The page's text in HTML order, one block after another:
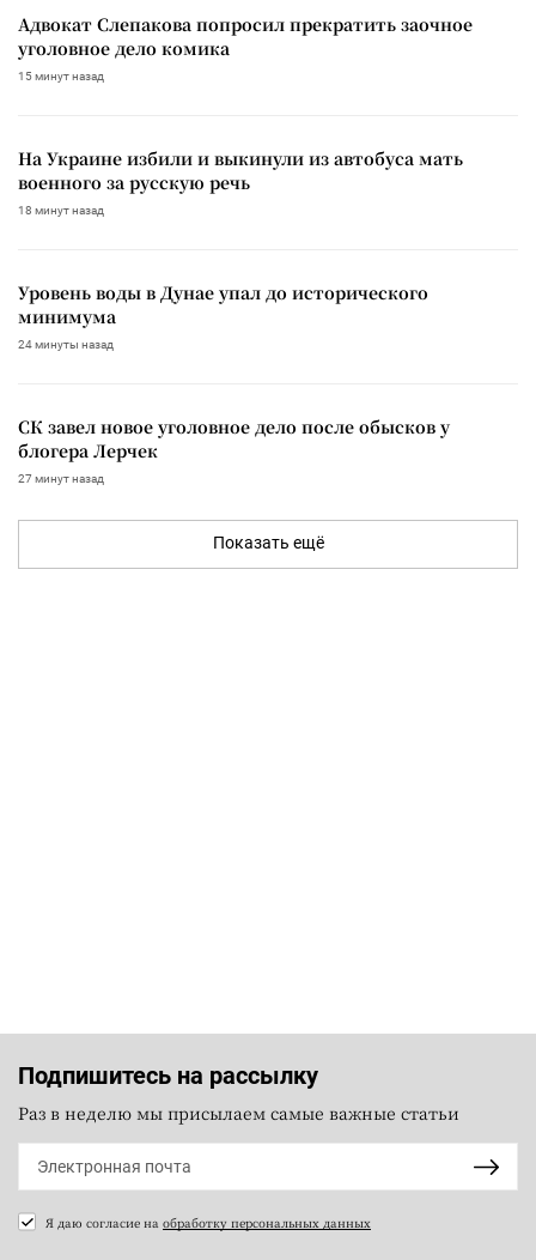
Адвокат Слепакова попросил прекратить заочное
уголовное дело комика
15 минут назад
На Украине избили и выкинули из автобуса мать
военного за русскую речь
18 минут назад
Уровень воды в Дунае упал до исторического
минимума
24 минуты назад
СК завел новое уголовное дело после обысков у
блогера Лерчек
27 минут назад
Показать ещё
Подпишитесь на рассылку
Раз в неделю мы присылаем самые важные статьи
Я даю согласие на обработку персональных данных